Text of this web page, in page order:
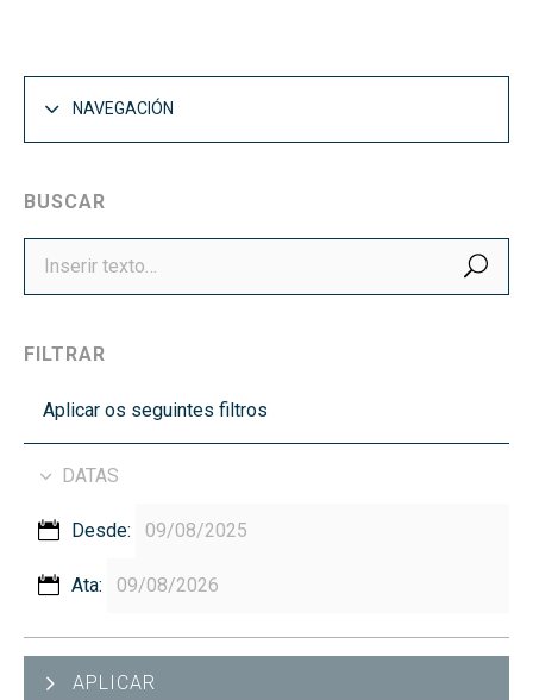
NAVEGACIÓN
BUSCAR
FILTRAR
Aplicar os seguintes filtros
DATAS
Desde:
Ata:
APLICAR